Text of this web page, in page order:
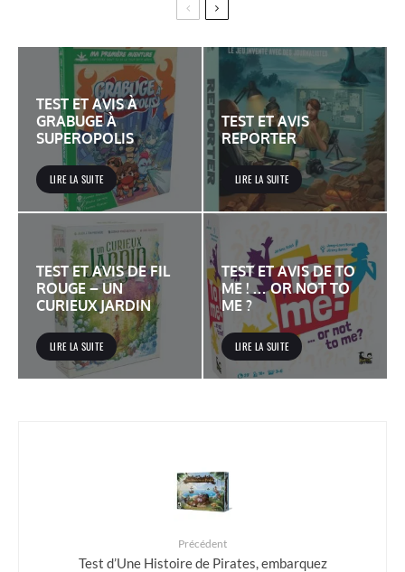
TEST ET AVIS À
GRABUGE À
SUPEROPOLIS
LIRE LA SUITE
TEST ET AVIS
REPORTER
LIRE LA SUITE
TEST ET AVIS DE FIL
ROUGE – UN
CURIEUX JARDIN
LIRE LA SUITE
TEST ET AVIS DE TO
ME ! … OR NOT TO
ME ?
LIRE LA SUITE
Précédent
Test d’Une Histoire de Pirates, embarquez